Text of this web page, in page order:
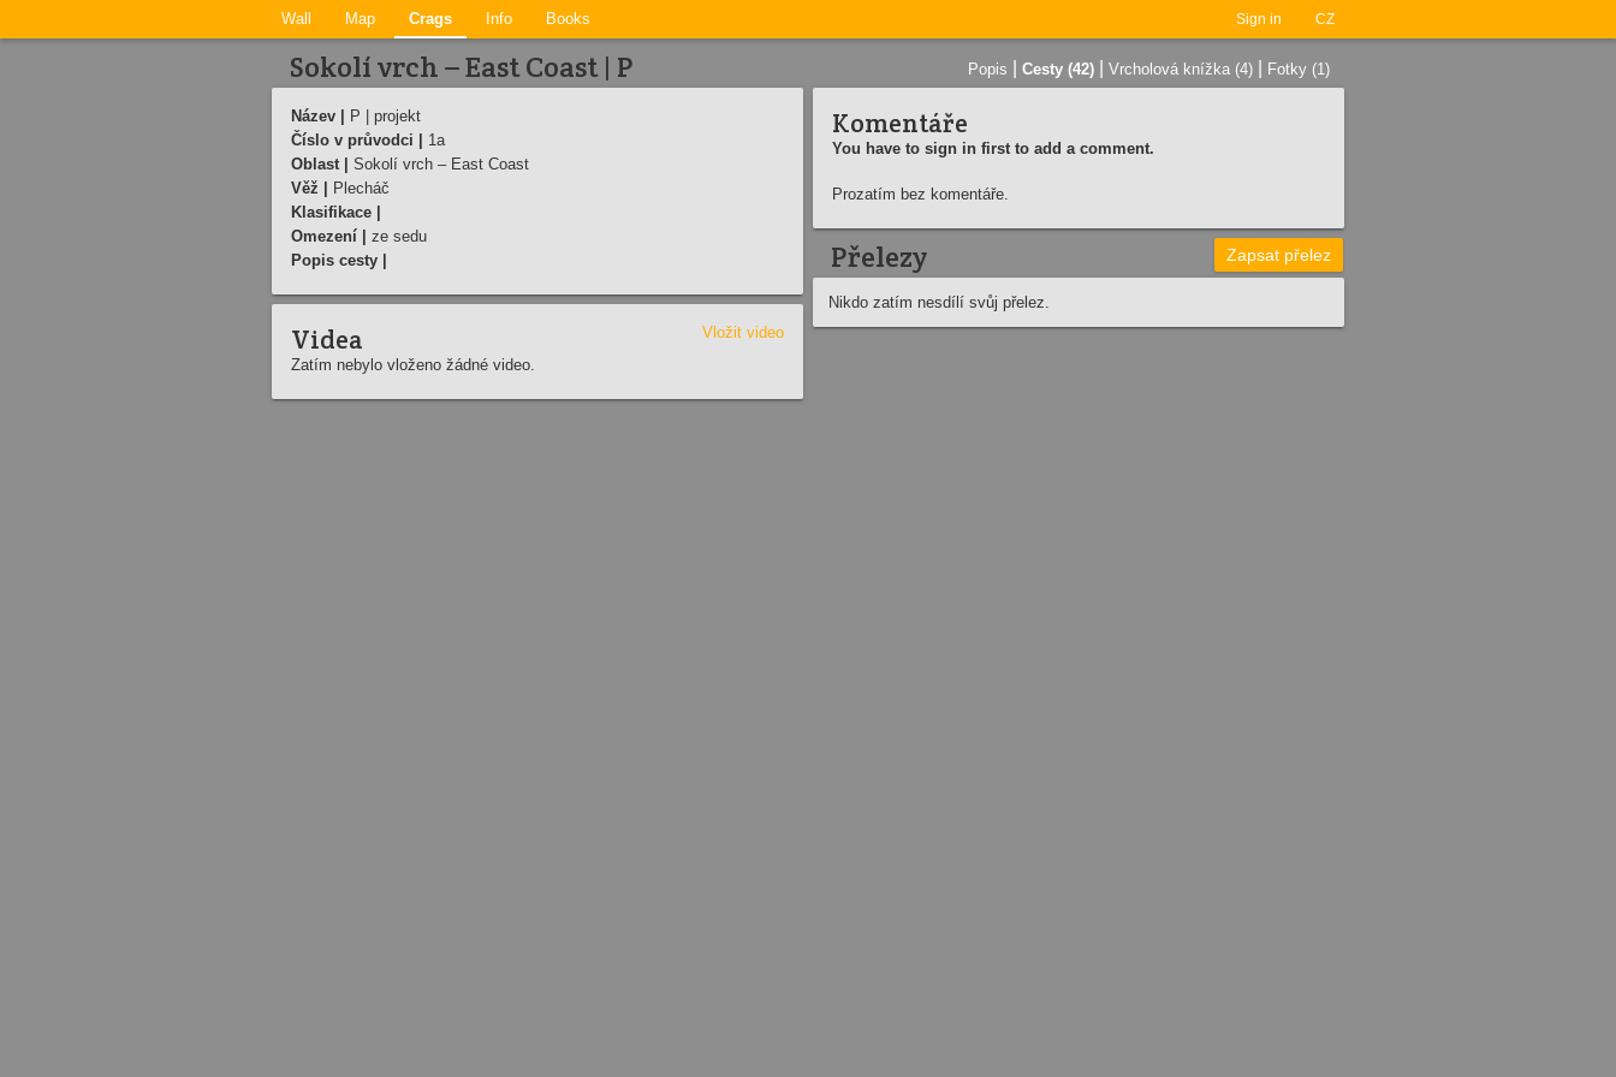
Sign in CZ
Wall Map Crags Info Books
Sokolí vrch – East Coast | P Popis Cesty (42) Vrcholová knížka (4) Fotky (1)
Název |
P | projekt
Číslo v průvodci |
1a
Oblast |
Sokolí vrch – East Coast
Věž |
Plecháč
Klasifikace |
Omezení |
ze sedu
Popis cesty |
Videa
Vložit video
Zatím nebylo vloženo žádné video.
Komentáře
You have to sign in first to add a comment.
Prozatím bez komentáře.
Přelezy Zapsat přelez
Nikdo zatím nesdílí svůj přelez.